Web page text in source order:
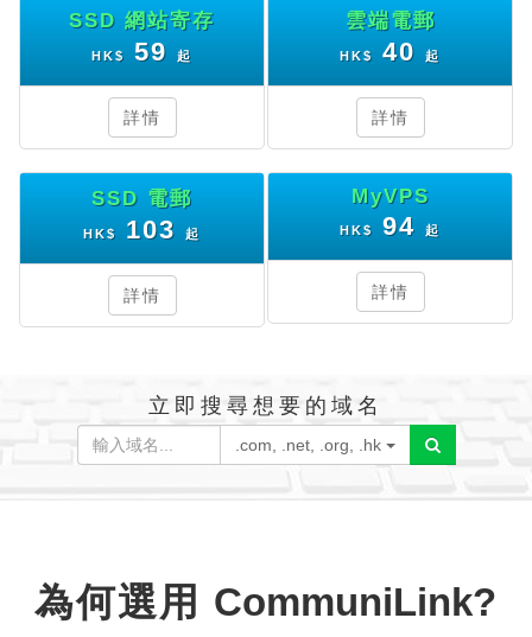
SSD 網站寄存
HK$ 59 起
詳情
雲端電郵
HK$ 40 起
詳情
SSD 電郵
HK$ 103 起
詳情
MyVPS
HK$ 94 起
詳情
立即搜尋想要的域名
.com, .net, .org, .hk
為何選用 CommuniLink?